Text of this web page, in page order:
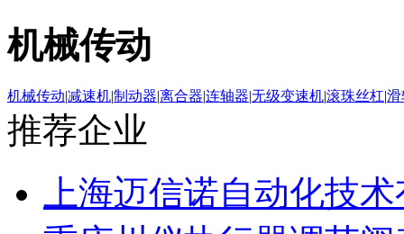
机械传动
机械传动|减速机|制动器|离合器|连轴器|无级变速机|滚珠丝杠|滑
推荐企业
上海迈信诺自动化技